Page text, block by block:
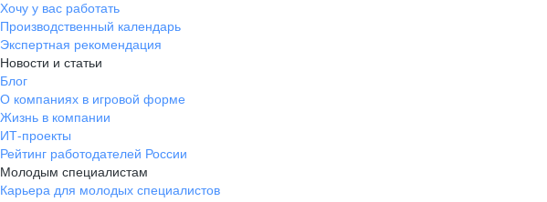
Хочу у вас работать
Производственный календарь
Экспертная рекомендация
Новости и статьи
Блог
О компаниях в игровой форме
Жизнь в компании
ИТ-проекты
Рейтинг работодателей России
Молодым специалистам
Карьера для молодых специалистов